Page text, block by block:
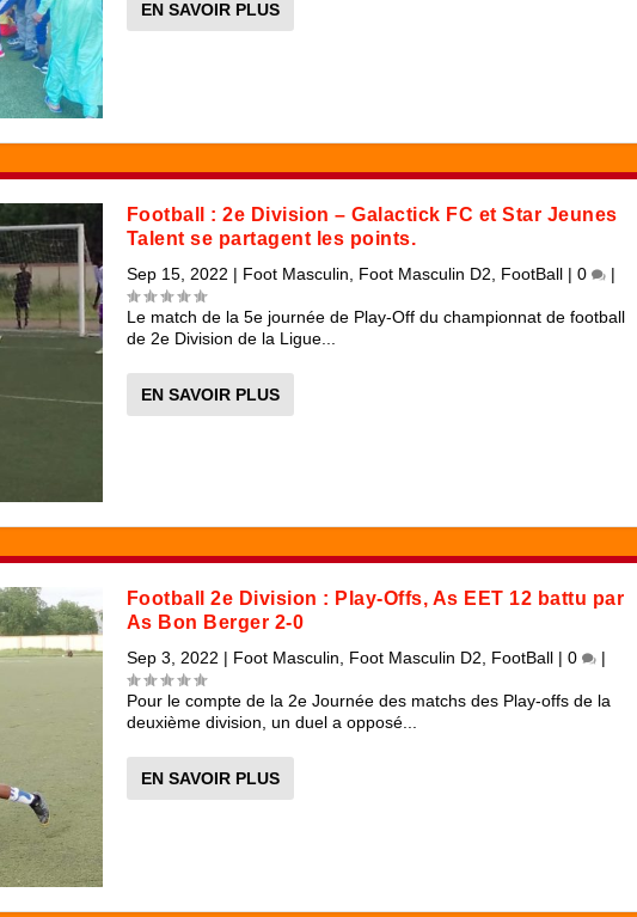
EN SAVOIR PLUS
Football : 2e Division – Galactick FC et Star Jeunes
Talent se partagent les points.
Sep 15, 2022 | Foot Masculin Foot Masculin D2 FootBall| 0 |
Le match de la 5e journée de Play-Off du championnat de football
de 2e Division de la Ligue...
EN SAVOIR PLUS
Football 2e Division : Play-Offs, As EET 12 battu par
As Bon Berger 2-0
Sep 3, 2022 | Foot Masculin, Foot Masculin D2, FootBall| 0 |
Pour le compte de la 2e Journée des matchs des Play-offs de la
deuxième division, un duel a opposé...
EN SAVOIR PLUS